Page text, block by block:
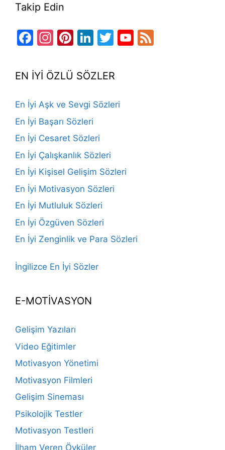
Takip Edin
Facebook
Instagram
Pinterest
LinkedIn
TwitterYouTube
EN İYİ ÖZLÜ SÖZLER
En İyi Aşk ve Sevgi Sözleri
En İyi Başarı Sözleri
En İyi Cesaret Sözleri
En İyi Çalışkanlık Sözleri
En İyi Kişisel Gelişim Sözleri
En İyi Motivasyon Sözleri
En İyi Mutluluk Sözleri
En İyi Özgüven Sözleri
En İyi Zenginlik ve Para Sözleri
İngilizce En İyi Sözler
E-MOTİVASYON
Gelişim Yazıları
Video Eğitimler
Motivasyon Yönetimi
Motivasyon Filmleri
Gelişim Sineması
Psikolojik Testler
Motivasyon Testleri
İlham Veren Öyküler